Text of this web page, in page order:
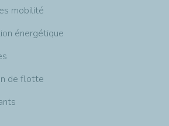
mobilité
énergétique
de flotte